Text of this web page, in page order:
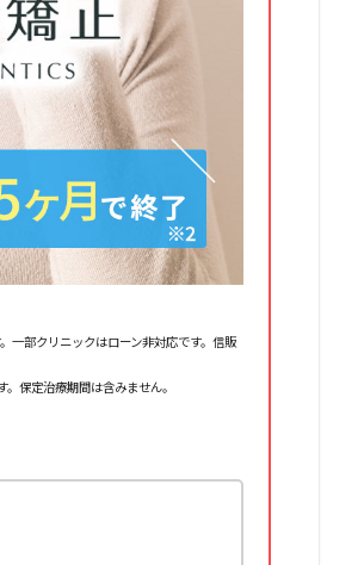
部クリニックはローン非対応です。信販
保定治療期間は含みません。